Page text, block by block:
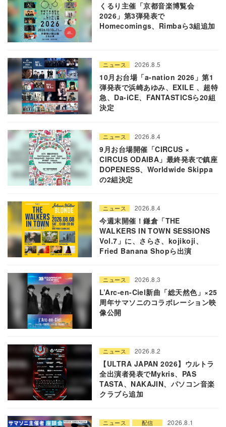
くるり主催「京都音楽博覧会
2026」第3弾発表で
Homecomings、Rimbaら3組追加
ニュース 2026.8.5
10月お台場「a-nation 2026」第1
弾発表で浜崎あゆみ、EXILE 、超特
急、Da-iCE、FANTASTICSら20組
決定
ニュース 2026.8.4
9月お台場開催「CIRCUS ×
CIRCUS ODAIBA」最終発表で鎮座
DOPENESS、Worldwide Skippa
の2組決定
ニュース 2026.8.4
今週末開催！鎌倉「THE
WALKERS IN TOWN SESSIONS
Vol.7」に、さらさ、kojikoji、
Fried Banana Shopら出演
ニュース 2026.8.3
L’Arc-en-Ciel新曲「総天然色」×25
周年サマソニのコラボレーション映
像公開
ニュース 2026.8.2
【ULTRA JAPAN 2026】ウルトラ
全出演者発表でMykris、PAS
TASTA、NAKAJIN、パソコン音楽
クラブら追加
ニュース 配信 2026.8.1